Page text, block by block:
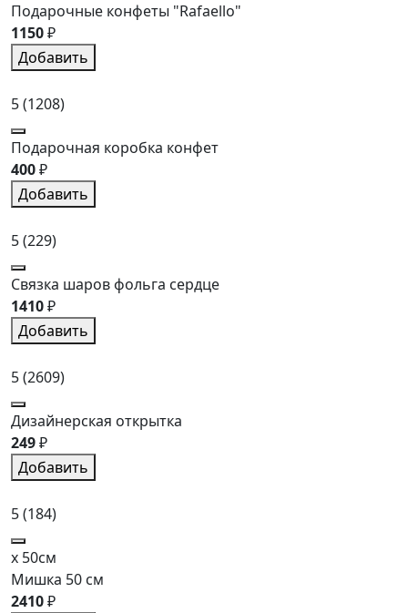
Подарочные конфеты "Rafaello"
1150₽
Добавить
5(1208)
Подарочная коробка конфет
400₽
Добавить
5(229)
Связка шаров фольга сердце
1410₽
Добавить
5(2609)
Дизайнерская открытка
249₽
Добавить
5(184)
x 50см
Мишка 50 см
2410₽